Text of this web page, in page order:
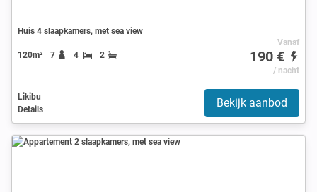
Huis 4 slaapkamers, met sea view
120m² 7 4 2
Vanaf
190 €
/ nacht
Likibu
Details
Bekijk aanbod